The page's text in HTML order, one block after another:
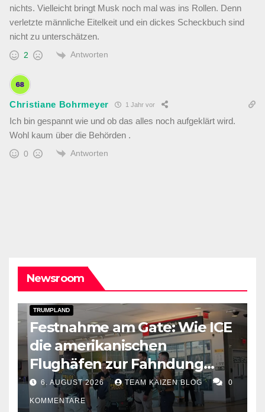
nichts. Vielleicht bringt Musk noch mal was ins Rollen. Denn
verletzte männliche Eitelkeit und ein dickes Scheckbuch sind
nicht zu unterschätzen.
2 Antworten
Christiane Bohrmeyer 1 Jahr vor
Ich bin gespannt wie und ob das alles noch aufgeklärt wird.
Wohl kaum über die Behörden .
0 Antworten
Newsroom
DARK AMERICA DEPORTATIONS & ICE TOPSTORY
TRUMPLAND
Festnahme am Gate: Wie ICE
die amerikanischen
Flughäfen zur Fahndung
umbaut
6. AUGUST 2026 TEAM KAIZEN BLOG 0
KOMMENTARE